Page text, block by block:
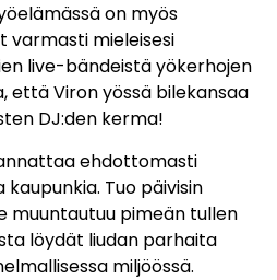
on myös
varmasti mieleisesi
live-bändeistä yökerhojen
että Viron yössä bilekansaa
DJ:den kerma!
ehdottomasti
Tuo päivisin
muuntautuu pimeän tullen
löydät liudan parhaita
miljöössä.